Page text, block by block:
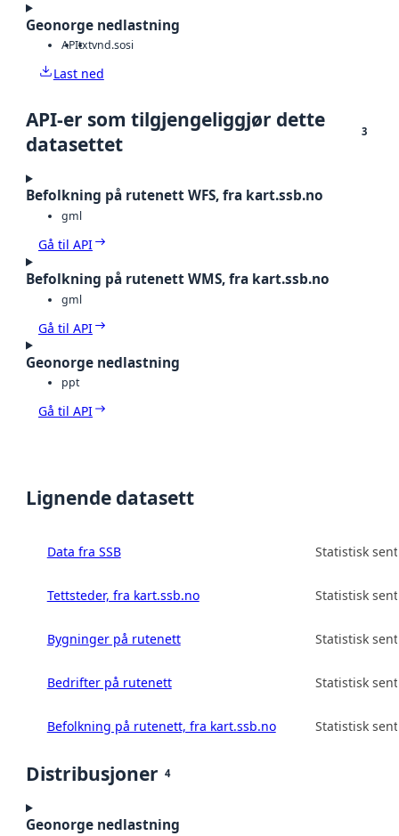
Geonorge nedlastning
APItxtvnd.sosi
Last ned
API-er som tilgjengeliggjør dette
datasettet
3
Befolkning på rutenett WFS, fra kart.ssb.no
gml
Gå til API
Befolkning på rutenett WMS, fra kart.ssb.no
gml
Gå til API
Geonorge nedlastning
ppt
Gå til API
Lignende datasett
Data fra SSB Statistisk
Tettsteder, fra kart.ssb.no Statistisk
Bygninger på rutenett Statistisk
Bedrifter på rutenett Statistisk
Befolkning på rutenett, fra kart.ssb.no Statistisk
Distribusjoner 4
Geonorge nedlastning